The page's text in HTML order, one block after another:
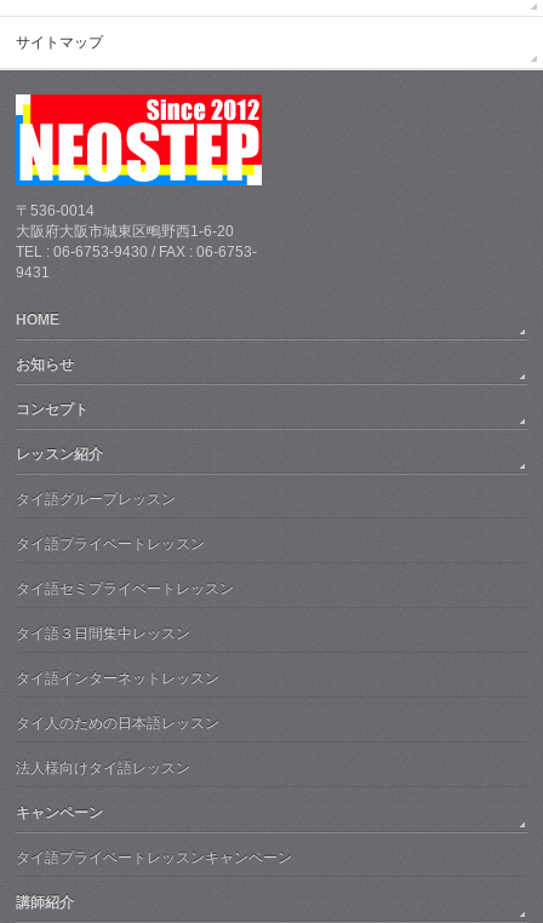
サイトマップ
〒536-0014
大阪府大阪市城東区鴫野西1-6-20
TEL : 06-6753-9430 / FAX : 06-6753-
9431
HOME
お知らせ
コンセプト
レッスン紹介
タイ語グループレッスン
タイ語プライベートレッスン
タイ語セミプライベートレッスン
タイ語３日間集中レッスン
タイ語インターネットレッスン
タイ人のための日本語レッスン
法人様向けタイ語レッスン
キャンペーン
タイ語プライベートレッスンキャンペーン
講師紹介